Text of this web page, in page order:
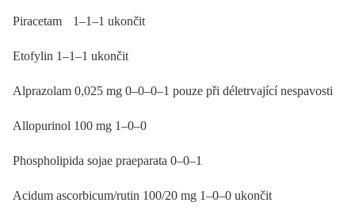
Piracetam 1–1–1 ukončit
Etofylin 1–1–1 ukončit
Alprazolam 0,025 mg 0–0–0–1 pouze při déletrvající nespavosti
Allopurinol 100 mg 1–0–0
Phospholipida sojae praeparata 0–0–1
Acidum ascorbicum/rutin 100/20 mg 1–0–0 ukončit